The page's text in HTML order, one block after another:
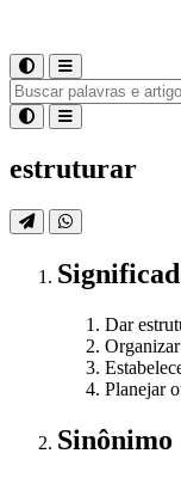
estruturar
Dar
Planejar
Sinônimo